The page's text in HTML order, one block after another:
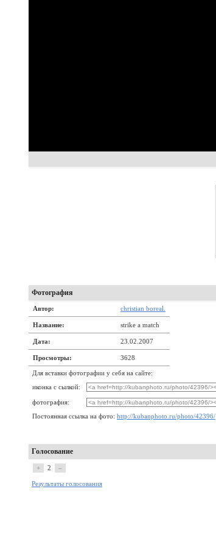
Фотография
Автор: christian boreal.
Название: strike a match
Дата: 23.02.2007
Просмотры: 3628
Для вставки фотографии у себя на сайте:
иконка с сылкой:
фотография:
Постоянная ссылка на фото: http://kubanphoto.ru/photo/42396/
Голосование
+ 2 –
Результаты голосования